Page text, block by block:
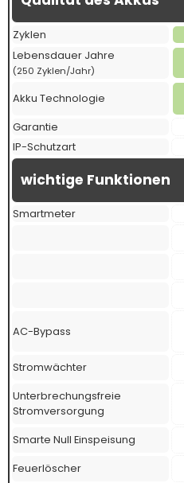
Zyklen
Lebensdauer Jahre
(250 Zyklen/Jahr)
Akku Technologie
Garantie
IP-Schutzart
wichtige Funktionen
Smartmeter
AC-Bypass
Stromwächter
Unterbrechungsfreie
Stromversorgung
Smarte Null Einspeisung
Feuerlöscher